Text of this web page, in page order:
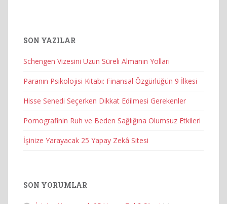
SON YAZILAR
Schengen Vizesini Uzun Süreli Almanın Yolları
Paranın Psikolojisi Kitabı: Finansal Özgürlüğün 9 İlkesi
Hisse Senedi Seçerken Dikkat Edilmesi Gerekenler
Pornografinin Ruh ve Beden Sağlığına Olumsuz Etkileri
İşinize Yarayacak 25 Yapay Zekâ Sitesi
SON YORUMLAR